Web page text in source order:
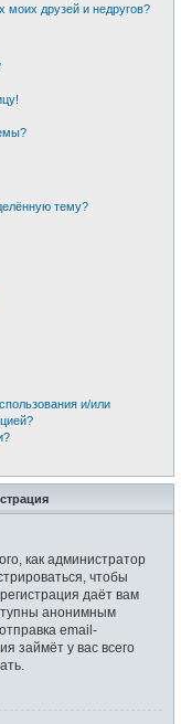
моих друзей и недругов?
тему?
и/или
как администратор
чтобы
даёт вам
анонимным
email-
займёт у вас всего